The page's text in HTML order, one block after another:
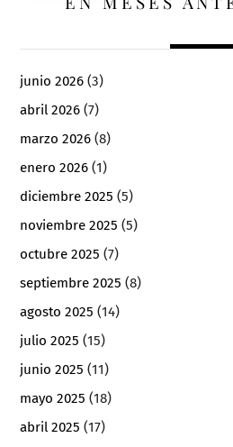
junio 2026 (3)
abril 2026 (7)
marzo 2026 (8)
enero 2026 (1)
diciembre 2025 (5)
noviembre 2025 (5)
octubre 2025 (7)
septiembre 2025 (8)
agosto 2025 (14)
julio 2025 (15)
junio 2025 (11)
mayo 2025 (18)
abril 2025 (17)